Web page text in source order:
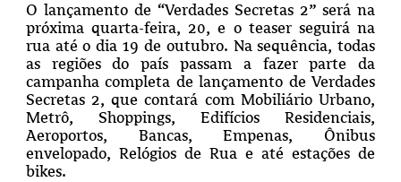
O lançamento de “Verdades Secretas 2” será na
próxima quarta-feira, 20, e o teaser seguirá na
rua até o dia 19 de outubro. Na sequência, todas
as regiões do país passam a fazer parte da
campanha completa de lançamento de Verdades
Secretas 2, que contará com Mobiliário Urbano,
Metrô, Shoppings, Edifícios Residenciais,
Aeroportos, Bancas, Empenas, Ônibus
envelopado, Relógios de Rua e até estações de
bikes.